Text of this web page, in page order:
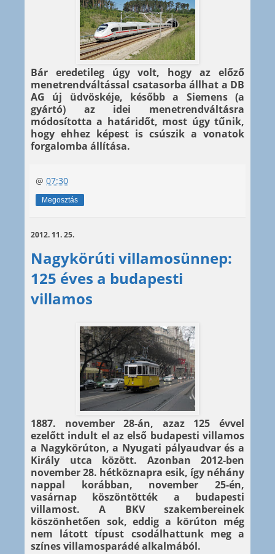
Bár eredetileg úgy volt, hogy az előző
menetrendváltással csatasorba állhat a DB
AG új üdvöskéje, később a Siemens (a
gyártó) az idei menetrendváltásra
módosította a határidőt, most úgy tűnik,
hogy ehhez képest is csúszik a vonatok
forgalomba állítása.
@ 07:30
Megosztás
2012. 11. 25.
Nagykörúti villamosünnep:
125 éves a budapesti
villamos
1887. november 28-án, azaz 125 évvel
ezelőtt indult el az első budapesti villamos
a Nagykörúton, a Nyugati pályaudvar és a
Király utca között. Azonban 2012-ben
november 28. hétköznapra esik, így néhány
nappal korábban, november 25-én,
vasárnap köszöntötték a budapesti
villamost. A BKV szakembereinek
köszönhetően sok, eddig a körúton még
nem látott típust csodálhattunk meg a
színes villamosparádé alkalmából.